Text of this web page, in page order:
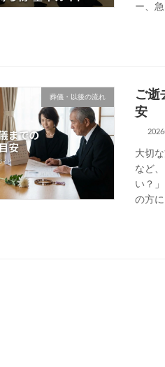
ー、
葬儀・以後の流れ
ご逝
安
大切
など
い？
の方